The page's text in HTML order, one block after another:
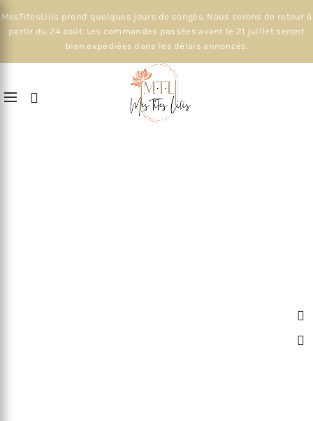
MesTitesLilis prend quelques jours de congés. Nous serons de retour à
partir du 24 août. Les commandes passées avant le 21 juillet seront
bien expédiées dans les délais annoncés.